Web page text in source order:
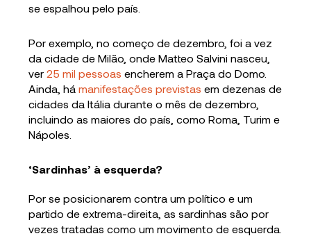
se espalhou pelo país.
Por exemplo, no começo de dezembro, foi a vez
da cidade de Milão, onde Matteo Salvini nasceu,
ver25 mil pessoas encherem a Praça do Domo.
Ainda, hámanifestações previstas em dezenas de
cidades da Itália durante o mês de dezembro,
incluindo as maiores do país, como Roma, Turim e
Nápoles.
‘Sardinhas’ à esquerda?
Por se posicionarem contra um político e um
partido de extrema-direita, as sardinhas são por
vezes tratadas como um movimento de esquerda.